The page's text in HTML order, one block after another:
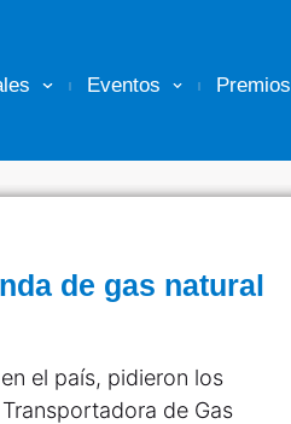
Eventos Premios
de gas natural
el país, pidieron los
de Gas